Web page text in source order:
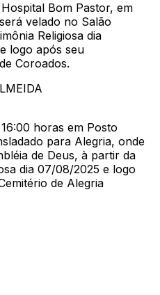
Bom Pastor, em
velado no Salão
Religiosa dia
logo após seu
Coroados.
horas em Posto
para Alegria, onde
de Deus, à partir da
dia 07/08/2025 e logo
de Alegria